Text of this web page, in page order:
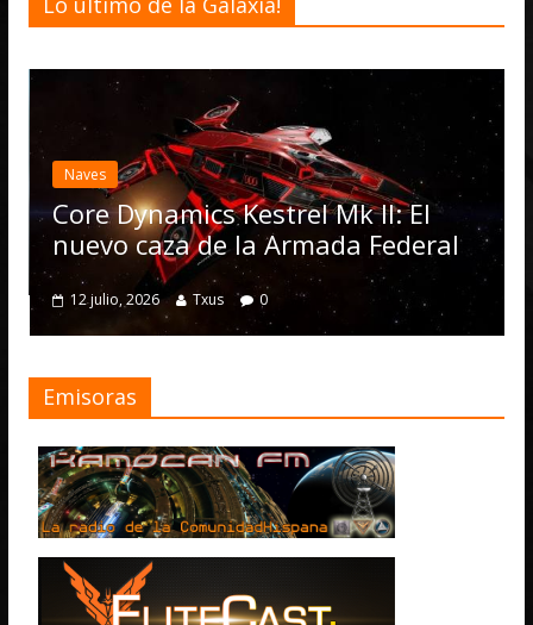
Kestrel Mk II: El
caza de la Armada Federal
2026 Txus 0
Elite
Emisoras